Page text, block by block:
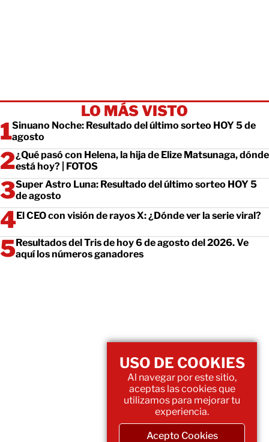
LO MÁS VISTO
Sinuano Noche: Resultado del último sorteo HOY 5 de
agosto
¿Qué pasó con Helena, la hija de Elize Matsunaga, dónde
está hoy? | FOTOS
Super Astro Luna: Resultado del último sorteo HOY 5
de agosto
El CEO con visión de rayos X: ¿Dónde ver la serie viral?
Resultados del Tris de hoy 6 de agosto del 2026. Ve
aquí los números ganadores
USO DE COOKIES
Al navegar por este sitio,
aceptas las cookies que
utilizamos para mejorar tu
experiencia.
Acepto Cookies